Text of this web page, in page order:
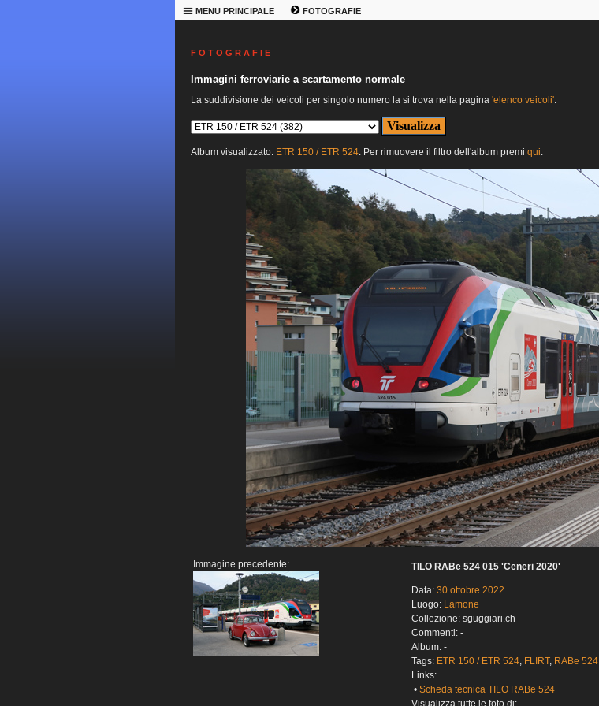
MENU PRINCIPALE FOTOGRAFIE
F O T O G R A F I E
Immagini ferroviarie a scartamento normale
La suddivisione dei veicoli per singolo numero la si trova nella pagina 'elenco veicoli'.
Album visualizzato: ETR 150 / ETR 524. Per rimuovere il filtro dell'album premi qui.
Immagine precedente: TILO RABe 524 015 'Ceneri 2020'
Data: 30 ottobre 2022
Luogo: Lamone
Collezione: sguggiari.ch
Commenti: -
Album: -
Tags: ETR 150 / ETR 524, FLIRT, RABe 524
Links:
• Scheda tecnica TILO RABe 524